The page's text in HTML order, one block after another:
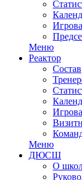
Меню
Реактор
Состав
Меню
ДЮСШ
О